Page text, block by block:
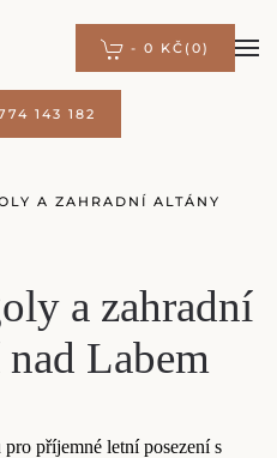
- 0 KČ (0)
143 182
A ZAHRADNÍ ALTÁNY
a zahradní
Labem
příjemné letní posezení s